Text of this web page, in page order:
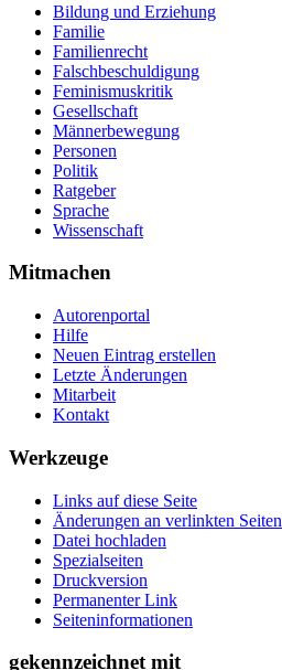
Bildung und Erziehung
Familie
Familienrecht
Falschbeschuldigung
Feminismuskritik
Gesellschaft
Männerbewegung
Personen
Politik
Ratgeber
Sprache
Wissenschaft
Mitmachen
Autorenportal
Hilfe
Neuen Eintrag erstellen
Letzte Änderungen
Mitarbeit
Kontakt
Werkzeuge
Links auf diese Seite
Änderungen an verlinkten Seiten
Datei hochladen
Spezialseiten
Druckversion
Permanenter Link
Seiten­­informationen
gekennzeichnet mit